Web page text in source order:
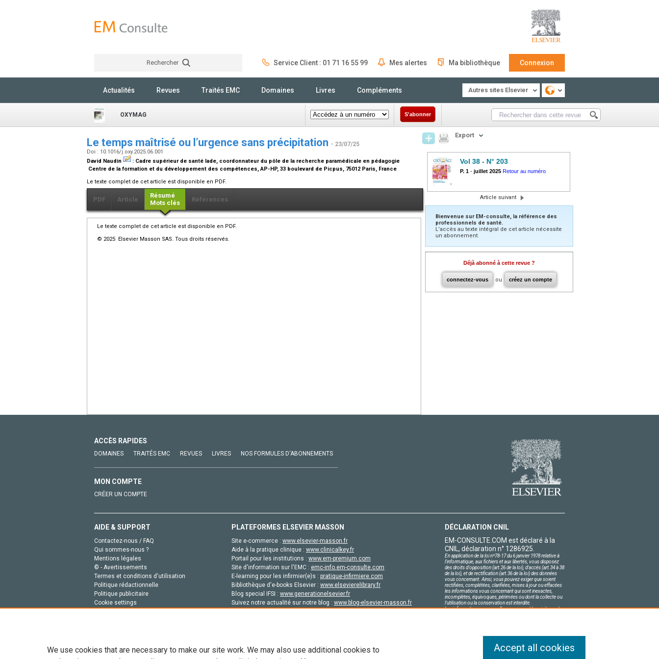
Rechercher Service Client : 01 71 16 55 99 Mes alertes Ma bibliothèque Connexion
Actualités Revues Traités EMC Domaines Livres Compléments Autres sites Elsevier
OXYMAG S'abonner
Le temps maîtrisé ou l’urgence sans précipitation - 23/07/25
Doi : 10.1016/j.oxy.2025.06.001
David Naudin
: Cadre supérieur de santé Iade, coordonnateur du pôle de la recherche paramédicale en pédagogie
Centre de la formation et du développement des compétences, AP-HP, 33 boulevard de Picpus, 75012 Paris, France
Le texte complet de cet article est disponible en PDF.
PDF Article
Résumé
Mots clés
Références
Le texte complet de cet article est disponible en PDF.
© 2025 Elsevier Masson SAS. Tous droits réservés.
Export
Vol 38 - N° 203
P. 1 - juillet 2025 Retour au numéro
Article suivant
Bienvenue sur EM-consulte, la référence des
professionnels de santé.
L’accès au texte intégral de cet article nécessite
un abonnement.
Déjà abonné à cette revue ?
connectez-vous ou créez un compte
ACCÈS RAPIDES
DOMAINES TRAITÉS EMC REVUES LIVRES NOS FORMULES D'ABONNEMENTS
MON COMPTE
CRÉER UN COMPTE
AIDE & SUPPORT
Contactez-nous / FAQ
Qui sommes-nous ?
Mentions légales
© - Avertissements
Termes et conditions d'utilisation
Politique rédactionnelle
Politique publicitaire
Cookie settings
PLATEFORMES ELSEVIER MASSON
Site e-commerce : www.elsevier-masson.fr
Aide à la pratique clinique : www.clinicalkey.fr
Portail pour les institutions : www.em-premium.com
Site d'information sur l'EMC : emc-info.em-consulte.com
E-learning pour les infirmier(e)s : pratique-infirmiere.com
Bibliothèque d'e-books Elsevier : www.elsevierelibrary.fr
Blog special IFSI : www.generationelsevier.fr
Suivez notre actualité sur notre blog : www.blog-elsevier-masson.fr
DÉCLARATION CNIL
EM-CONSULTE.COM est déclaré à la
CNIL, déclaration n° 1286925.
En application de la loi nº78-17 du 6 janvier 1978 relative à
l'informatique, aux fichiers et aux libertés, vous disposez
des droits d'opposition (art.26 de la loi), d'accès (art.34 à 38
de la loi), et de rectification (art.36 de la loi) des données
vous concernant. Ainsi, vous pouvez exiger que soient
rectifiées, complétées, clarifiées, mises à jour ou effacées
les informations vous concernant qui sont inexactes,
incomplètes, équivoques, périmées ou dont la collecte ou
l'utilisation ou la conservation est interdite.
Les informations personnelles concernant les visiteurs de
We use cookies that are necessary to make our site work. We may also use additional cookies to
Accept all cookies